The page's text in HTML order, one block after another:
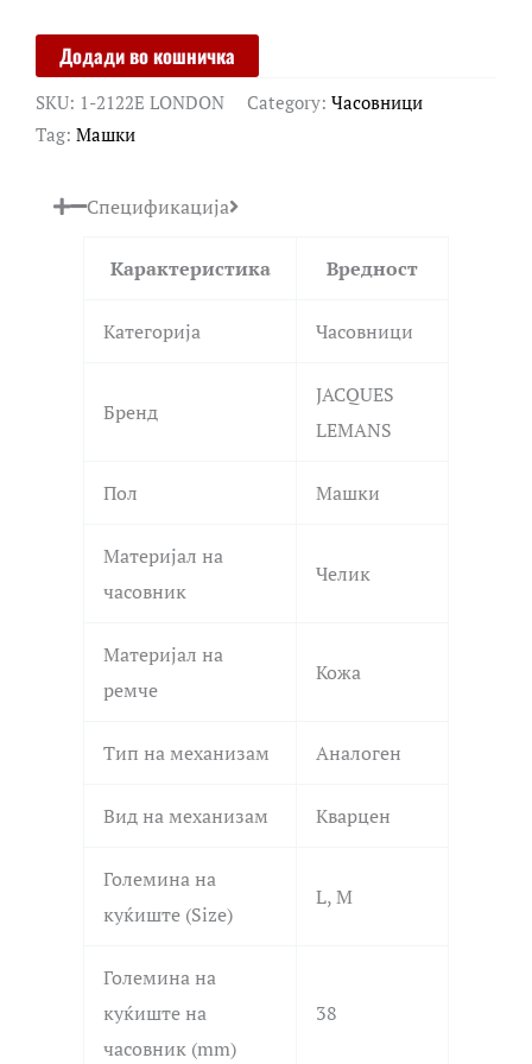
JACQUES
quantity
Додади во кошничка
SKU: 1-2122E LONDON Category: Часовници
Tag: Машки
Спецификација
Карактеристика Вредност
Категорија Часовници
Бренд
JACQUES
LEMANS
Пол Машки
Материјал на
часовник
Челик
Материјал на
ремче
Кожа
Тип на механизам Аналоген
Вид на механизам Кварцен
Големина на
куќиште (Size)
L, M
Големина на
куќиште на
часовник (mm)
38